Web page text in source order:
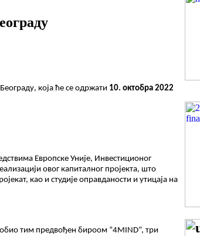
која ће се одржати 10. октобра 2022
Европске Уније, Инвестиционог
овог капиталног пројекта, што
као и студије оправданости и утицаја на
тим предвођен бироом “4MIND”, три